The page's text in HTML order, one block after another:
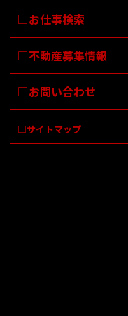
お仕事検索
不動産募集情報
お問い合わせ
サイトマップ